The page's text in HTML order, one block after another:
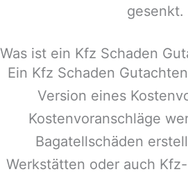
gesenkt.
Was ist ein Kfz Schaden
Ein Kfz Schaden
Version eines
Kostenvoranschläge
Bagatellschäden
Werkstätten oder auch